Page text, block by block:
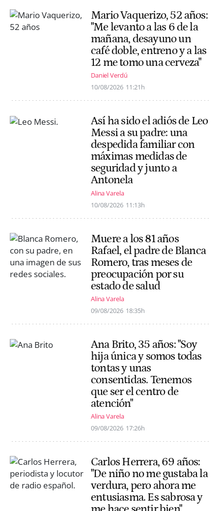
Mario Vaquerizo, 52 años:
"Me levanto a las 6 de la
mañana, desayuno un
café doble, entreno y a las
12 me tomo una cerveza"
Daniel Verdú
10/08/2026 11:21h
Así ha sido el adiós de Leo
Messi a su padre: una
despedida familiar con
máximas medidas de
seguridad y junto a
Antonela
Alina Varela
10/08/2026 11:13h
Muere a los 81 años
Rafael, el padre de Blanca
Romero, tras meses de
preocupación por su
estado de salud
Alina Varela
09/08/2026 18:35h
Ana Brito, 35 años: "Soy
hija única y somos todas
tontas y unas
consentidas. Tenemos
que ser el centro de
atención"
Alina Varela
09/08/2026 17:26h
Carlos Herrera, 69 años:
"De niño no me gustaba la
verdura, pero ahora me
entusiasma. Es sabrosa y